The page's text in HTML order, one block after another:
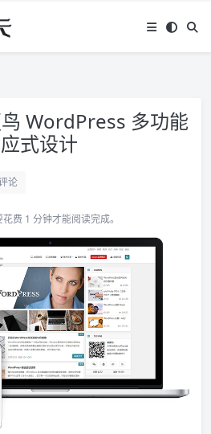
WordPress 多功能
式设计
论
费 1 分钟才能阅读完成。